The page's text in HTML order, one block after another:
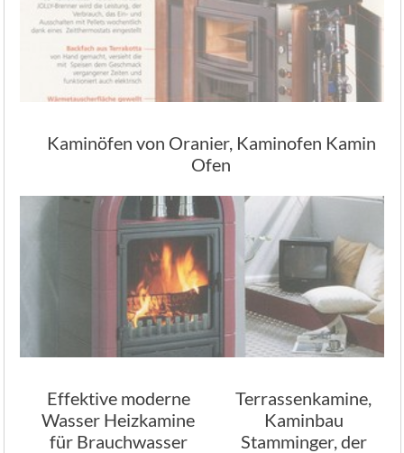
Kaminöfen von Oranier, Kaminofen Kamin
Ofen
Effektive moderne
Wasser Heizkamine
für Brauchwasser
Terrassenkamine,
Kaminbau
Stamminger, der